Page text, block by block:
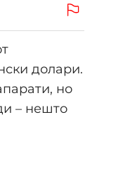
долари.
но
– нешто